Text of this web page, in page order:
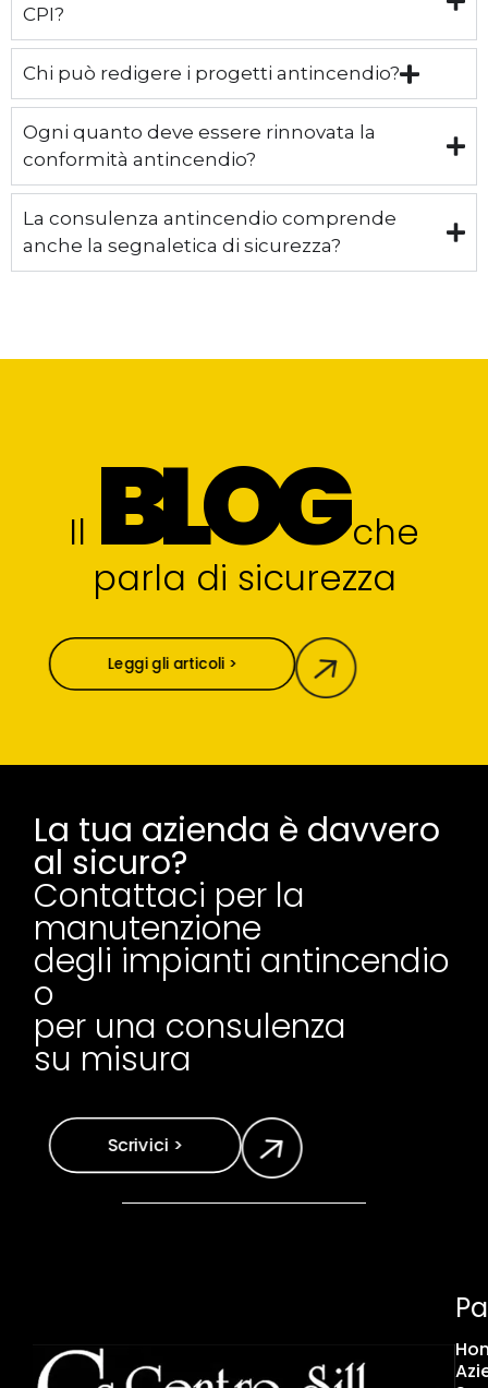
CPI?
Chi può redigere i progetti antincendio?
Ogni quanto deve essere rinnovata la
conformità antincendio?
La consulenza antincendio comprende
anche la segnaletica di sicurezza?
Il BLOGche
parla di sicurezza
Leggi gli articoli >
La tua azienda è davvero
al sicuro?
Contattaci per la
manutenzione
degli impianti antincendio
o
per una consulenza
su misura
Scrivici >